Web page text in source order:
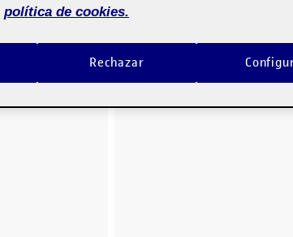
política de cookies.
Rechazar